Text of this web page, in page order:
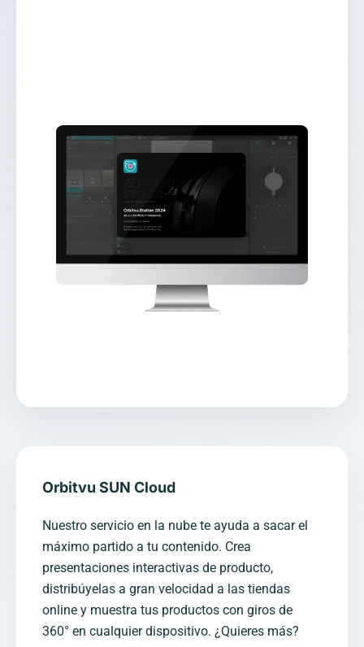
Orbitvu SUN Cloud
Nuestro servicio en la nube te ayuda a sacar el
máximo partido a tu contenido. Crea
presentaciones interactivas de producto,
distribúyelas a gran velocidad a las tiendas
online y muestra tus productos con giros de
360° en cualquier dispositivo. ¿Quieres más?